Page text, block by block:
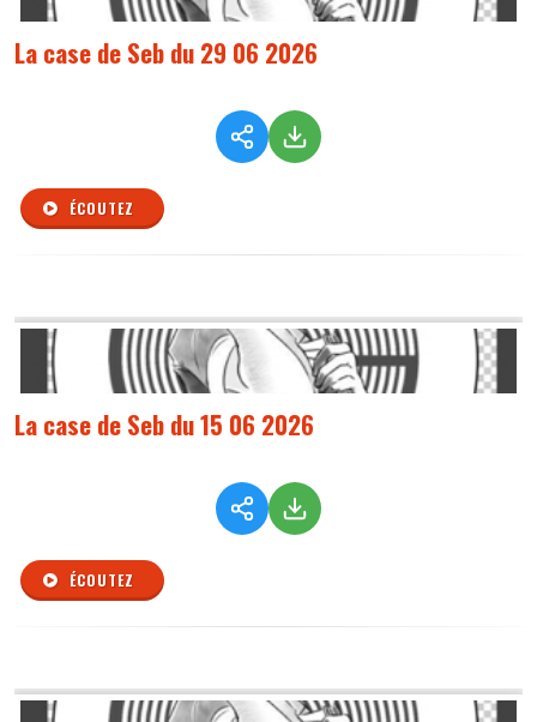
La case de Seb du 29 06 2026
ÉCOUTEZ
La case de Seb du 15 06 2026
ÉCOUTEZ